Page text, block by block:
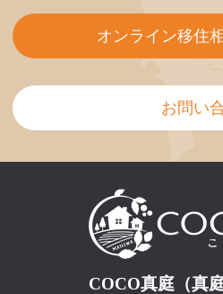
オンライン移住
お問い
COCO真庭（真